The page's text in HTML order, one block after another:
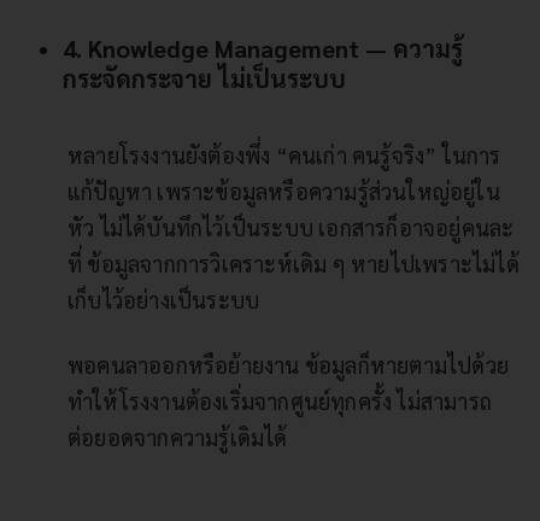
4. Knowledge Management — ความรู้
กระจัดกระจาย ไม่เป็นระบบ
หลายโรงงานยังต้องพึ่ง “คนเก่า คนรู้จริง” ในการ
แก้ปัญหา เพราะข้อมูลหรือความรู้ส่วนใหญ่อยู่ใน
หัว ไม่ได้บันทึกไว้เป็นระบบ เอกสารก็อาจอยู่คนละ
ที่ ข้อมูลจากการวิเคราะห์เดิม ๆ หายไปเพราะไม่ได้
เก็บไว้อย่างเป็นระบบ
พอคนลาออกหรือย้ายงาน ข้อมูลก็หายตามไปด้วย
ทำให้โรงงานต้องเริ่มจากศูนย์ทุกครั้ง ไม่สามารถ
ต่อยอดจากความรู้เดิมได้